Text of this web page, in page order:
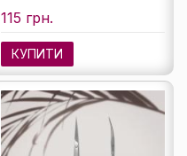
115 грн.
КУПИТИ